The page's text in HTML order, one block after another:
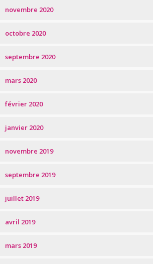
novembre 2020
octobre 2020
septembre 2020
mars 2020
février 2020
janvier 2020
novembre 2019
septembre 2019
juillet 2019
avril 2019
mars 2019